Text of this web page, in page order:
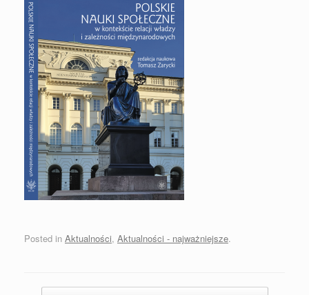
Posted in Aktualności, Aktualności - najważniejsze.